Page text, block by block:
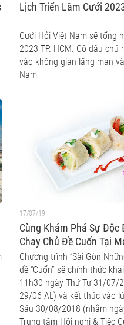
Lịch Triển Lãm Cưới
Cưới Hỏi Việt Nam sẽ tổng
2023 TP. HCM. Cô dâu chú
vào không gian lãng mạn
Nam
17/07/19
Cùng Khám Phá Sự
Chay Chủ Đề Cuốn Tại
Chương trình “Sài Gòn
đề “Cuốn” sẽ chính thức
11h30 ngày Thứ Tư 31/07/
29/06 AL) và kết thúc vào
Sáu 30/08/2018 (nhằm
Trung tâm Hội nghị & Tiệc